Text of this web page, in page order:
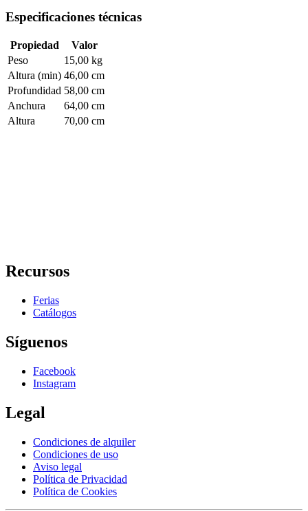
Especificaciones técnicas
Propiedad
Valor
Peso
15,00 kg
Altura (min) 46,00 cm
Profundidad 58,00 cm
Anchura
64,00 cm
Altura
70,00 cm
Recursos
Ferias
Catálogos
Síguenos
Facebook
Instagram
Legal
Condiciones de alquiler
Condiciones de uso
Aviso legal
Política de Privacidad
Política de Cookies